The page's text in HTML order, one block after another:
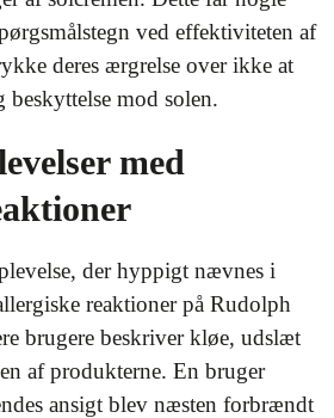
ved effektiviteten af
deres ærgrelse over ikke at
mod solen.
med
der hyppigt nævnes i
reaktioner på Rudolph
brugere beskriver kløe, udslæt
af produkterne. En bruger
ansigt blev næsten forbrændt